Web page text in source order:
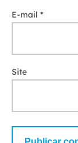
E-mail *
Site